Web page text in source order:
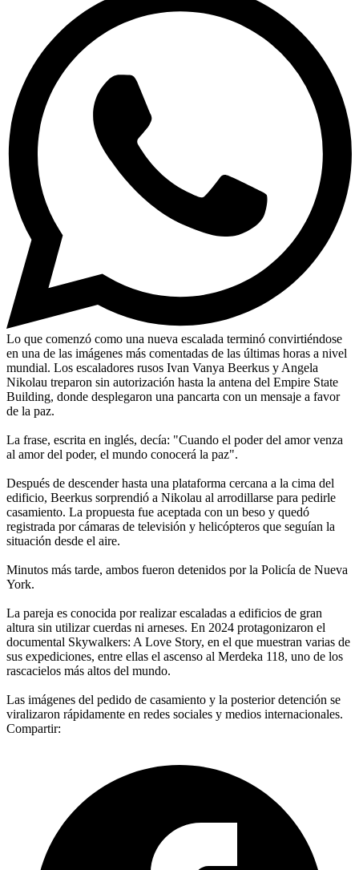
Lo que comenzó como una nueva escalada terminó convirtiéndose
en una de las imágenes más comentadas de las últimas horas a nivel
mundial. Los escaladores rusos Ivan Vanya Beerkus y Angela
Nikolau treparon sin autorización hasta la antena del Empire State
Building, donde desplegaron una pancarta con un mensaje a favor
de la paz.
La frase, escrita en inglés, decía: "Cuando el poder del amor venza
al amor del poder, el mundo conocerá la paz".
Después de descender hasta una plataforma cercana a la cima del
edificio, Beerkus sorprendió a Nikolau al arrodillarse para pedirle
casamiento. La propuesta fue aceptada con un beso y quedó
registrada por cámaras de televisión y helicópteros que seguían la
situación desde el aire.
Minutos más tarde, ambos fueron detenidos por la Policía de Nueva
York.
La pareja es conocida por realizar escaladas a edificios de gran
altura sin utilizar cuerdas ni arneses. En 2024 protagonizaron el
documental Skywalkers: A Love Story, en el que muestran varias de
sus expediciones, entre ellas el ascenso al Merdeka 118, uno de los
rascacielos más altos del mundo.
Las imágenes del pedido de casamiento y la posterior detención se
viralizaron rápidamente en redes sociales y medios internacionales.
Compartir: